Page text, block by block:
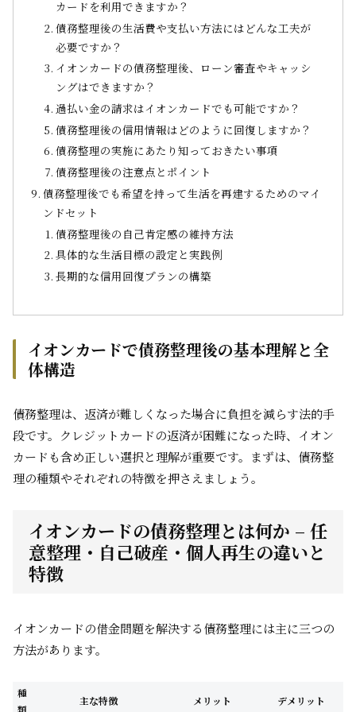
カードを利用できますか？
債務整理後の生活費や支払い方法にはどんな工夫が
必要ですか？
イオンカードの債務整理後、ローン審査やキャッシ
ングはできますか？
過払い金の請求はイオンカードでも可能ですか？
債務整理後の信用情報はどのように回復しますか？
債務整理の実施にあたり知っておきたい事項
債務整理後の注意点とポイント
債務整理後でも希望を持って生活を再建するためのマイ
ンドセット
債務整理後の自己肯定感の維持方法
具体的な生活目標の設定と実践例
長期的な信用回復プランの構築
イオンカードで債務整理後の基本理解と全
体構造
債務整理は、返済が難しくなった場合に負担を減らす法的手
段です。クレジットカードの返済が困難になった時、イオン
カードも含め正しい選択と理解が重要です。まずは、債務整
理の種類やそれぞれの特徴を押さえましょう。
イオンカードの債務整理とは何か – 任
意整理・自己破産・個人再生の違いと
特徴
イオンカードの借金問題を解決する債務整理には主に三つの
方法があります。
種
類
主な特徴 メリット デメリット